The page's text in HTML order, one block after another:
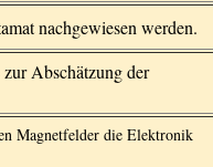
nachgewiesen werden.
Abschätzung der
Magnetfelder die Elektronik